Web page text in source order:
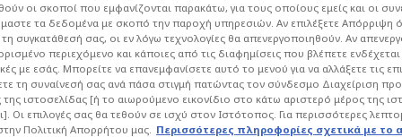
οι σκοποί που εμφανίζονται παρακάτω, για τους οποίους εμείς και οι
τα δεδομένα με σκοπό την παροχή υπηρεσιών. Αν επιλέξετε Απόρριψη
συγκατάθεσή σας, οι εν λόγω τεχνολογίες θα απενεργοποιηθούν. Αν
περιεχόμενο και κάποιες από τις διαφημίσεις που βλέπετε ενδέχεται
με εσάς. Μπορείτε να επανεμφανίσετε αυτό το μενού για να αλλάξετε τις
τη συναίνεσή σας ανά πάσα στιγμή πατώντας τον σύνδεσμο Διαχείριση
ιστοσελίδας [ή το αιωρούμενο εικονίδιο στο κάτω αριστερό μέρος της
Οι επιλογές σας θα τεθούν σε ισχύ στον Ιστότοπος. Για περισσότερες
Πολιτική Απορρήτου μας. Περισσότερες πληροφορίες σχετικά με το